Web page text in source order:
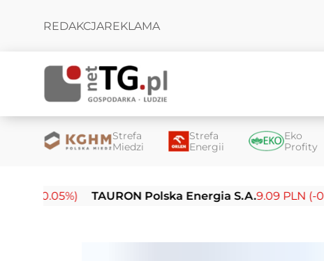
REDAKCJAREKLAMA
Strefa
Miedzi
Strefa
Energii
Eko
Profity
TAURON Polska Energia S.A.9.09 PLN (-0.14%)